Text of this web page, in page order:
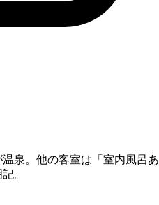
泉。他の客室は「室内風呂あ
。